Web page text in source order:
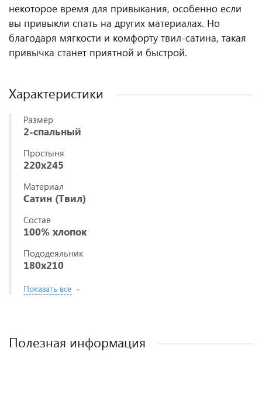
некоторое время для привыкания, особенно если
вы привыкли спать на других материалах. Но
благодаря мягкости и комфорту твил-сатина, такая
привычка станет приятной и быстрой.
Характеристики
Размер
2-спальный
Простыня
220x245
Материал
Сатин (Твил)
Состав
100% хлопок
Пододеяльник
180x210
Показать все
Полезная информация